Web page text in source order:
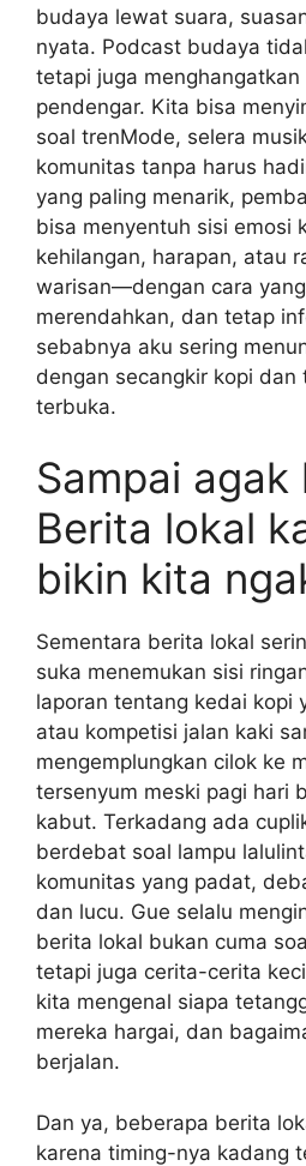
budaya lewat suara,
nyata. Podcast budaya
tetapi juga
pendengar. Kita bisa
soal trenMode, selera
komunitas tanpa harus
yang paling menarik,
bisa menyentuh sisi emosi
kehilangan, harapan, atau
warisan—dengan cara
merendahkan, dan tetap
sebabnya aku sering
dengan secangkir kopi
terbuka.
Sampai agak
Berita lokal
bikin kita
Sementara berita lokal
suka menemukan sisi
laporan tentang kedai kopi
atau kompetisi jalan kaki
mengemplungkan cilok ke
tersenyum meski pagi hari
kabut. Terkadang ada
berdebat soal lampu
komunitas yang padat,
dan lucu. Gue selalu
berita lokal bukan cuma
tetapi juga cerita-cerita
kita mengenal siapa
mereka hargai, dan
berjalan.
Dan ya, beberapa berita
karena timing-nya kadang